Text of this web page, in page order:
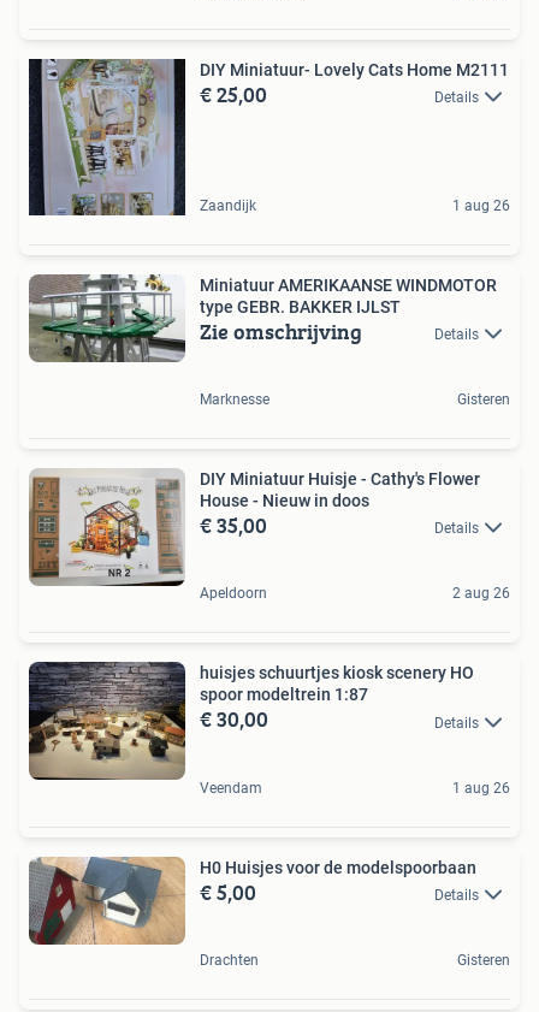
DIY Miniatuur- Lovely Cats Home M2111
€ 25,00 Details
Zaandijk 1 aug 26
Miniatuur AMERIKAANSE WINDMOTOR
type GEBR. BAKKER IJLST
Zie omschrijving Details
Marknesse Gisteren
DIY Miniatuur Huisje - Cathy's Flower
House - Nieuw in doos
€ 35,00 Details
Apeldoorn 2 aug 26
huisjes schuurtjes kiosk scenery HO
spoor modeltrein 1:87
€ 30,00 Details
Veendam 1 aug 26
H0 Huisjes voor de modelspoorbaan
€ 5,00 Details
Drachten Gisteren